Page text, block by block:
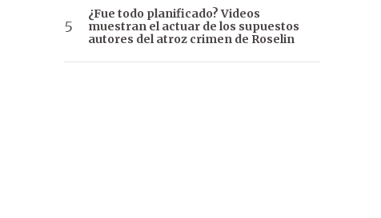
¿Fue todo planificado? Videos
muestran el actuar de los supuestos
autores del atroz crimen de Roselin